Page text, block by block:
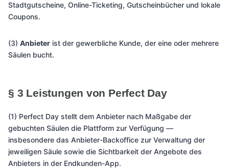
Stadtgutscheine, Online-Ticketing, Gutscheinbücher und lokale
Coupons.
(3) Anbieter ist der gewerbliche Kunde, der eine oder mehrere
Säulen bucht.
§ 3 Leistungen von Perfect Day
(1) Perfect Day stellt dem Anbieter nach Maßgabe der
gebuchten Säulen die Plattform zur Verfügung —
insbesondere das Anbieter-Backoffice zur Verwaltung der
jeweiligen Säule sowie die Sichtbarkeit der Angebote des
Anbieters in der Endkunden-App.